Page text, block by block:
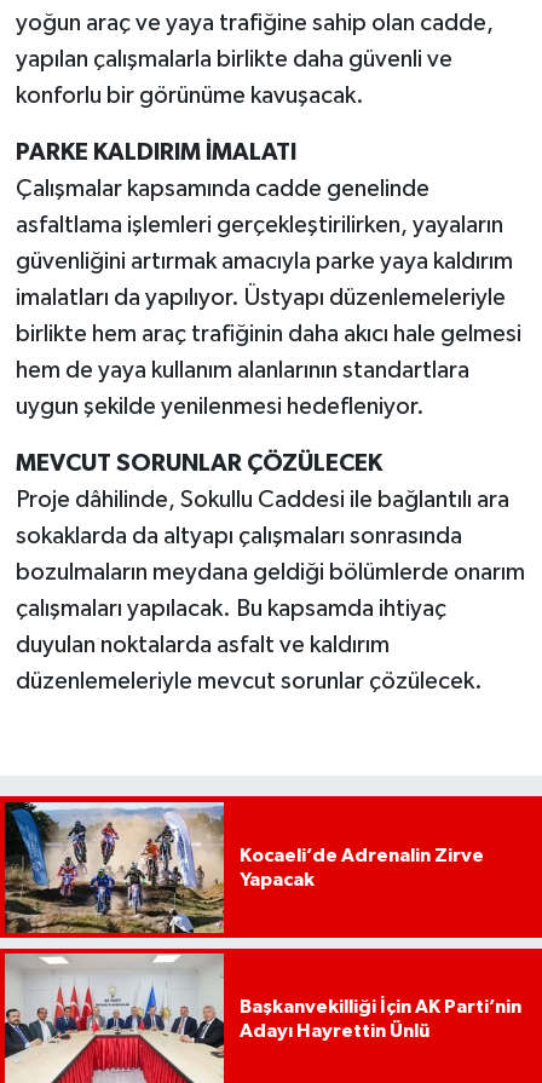
yoğun araç ve yaya trafiğine sahip olan cadde,
yapılan çalışmalarla birlikte daha güvenli ve
konforlu bir görünüme kavuşacak.
PARKE KALDIRIM İMALATI
Çalışmalar kapsamında cadde genelinde
asfaltlama işlemleri gerçekleştirilirken, yayaların
güvenliğini artırmak amacıyla parke yaya kaldırım
imalatları da yapılıyor. Üstyapı düzenlemeleriyle
birlikte hem araç trafiğinin daha akıcı hale gelmesi
hem de yaya kullanım alanlarının standartlara
uygun şekilde yenilenmesi hedefleniyor.
MEVCUT SORUNLAR ÇÖZÜLECEK
Proje dâhilinde, Sokullu Caddesi ile bağlantılı ara
sokaklarda da altyapı çalışmaları sonrasında
bozulmaların meydana geldiği bölümlerde onarım
çalışmaları yapılacak. Bu kapsamda ihtiyaç
duyulan noktalarda asfalt ve kaldırım
düzenlemeleriyle mevcut sorunlar çözülecek.
Kocaeli’de Adrenalin Zirve
Yapacak
Başkanvekilliği İçin AK Parti’nin
Adayı Hayrettin Ünlü